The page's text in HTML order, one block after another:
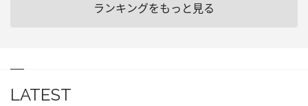
ランキングをもっと見る
LATEST